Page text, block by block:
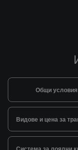
Общи условия
Видове и цена за
Система за лоялни